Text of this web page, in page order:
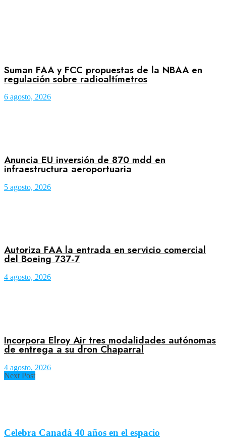
Suman FAA y FCC propuestas de la NBAA en
regulación sobre radioaltímetros
6 agosto, 2026
Anuncia EU inversión de 870 mdd en
infraestructura aeroportuaria
5 agosto, 2026
Autoriza FAA la entrada en servicio comercial
del Boeing 737-7
4 agosto, 2026
Incorpora Elroy Air tres modalidades autónomas
de entrega a su dron Chaparral
4 agosto, 2026
Next Post
Celebra Canadá 40 años en el espacio